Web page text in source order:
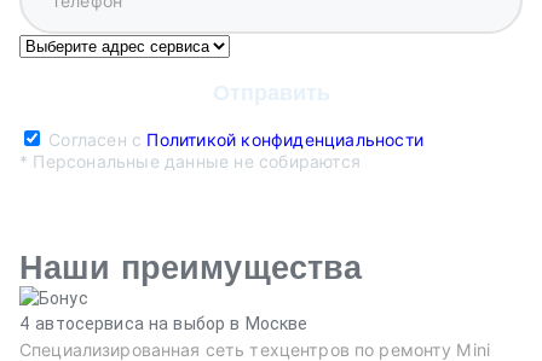
Согласен с Политикой конфиденциальности
* Персональные данные не собираются
Наши преимущества
4 автосервиса на выбор в Москве
Специализированная сеть техцентров по ремонту Mini